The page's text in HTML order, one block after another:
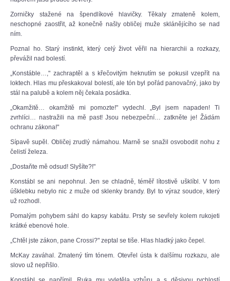
Zorničky stažené na špendlíkové hlavičky. Těkaly zmateně kolem,
neschopné zaostřit, až konečně našly obličej muže sklánějícího se nad
ním.
Poznal ho. Starý instinkt, který celý život věřil na hierarchii a rozkazy,
převážil nad bolestí.
„Konstáble…," zachraptěl a s křečovitým heknutím se pokusil vzepřít na
loktech. Hlas mu přeskakoval bolestí, ale tón byl pořád panovačný, jako by
stál na palubě a kolem něj čekala posádka.
„Okamžitě… okamžitě mi pomozte!" vydechl. „Byl jsem napaden! Ti
zvrhlíci… nastražili na mě past! Jsou nebezpeční… zatkněte je! Žádám
ochranu zákona!"
Sípavě supěl. Obličej zrudlý námahou. Marně se snažil osvobodit nohu z
čelistí železa.
„Dostaňte mě odsud! Slyšíte?!"
Konstábl se ani nepohnul. Jen se chladně, téměř lítostivě ušklíbl. V tom
úšklebku nebylo nic z muže od sklenky brandy. Byl to výraz soudce, který
už rozhodl.
Pomalým pohybem sáhl do kapsy kabátu. Prsty se sevřely kolem rukojeti
krátké ebenové hole.
„Chtěl jste zákon, pane Crossi?" zeptal se tiše. Hlas hladký jako čepel.
McKay zaváhal. Zmatený tím tónem. Otevřel ústa k dalšímu rozkazu, ale
slovo už nepřišlo.